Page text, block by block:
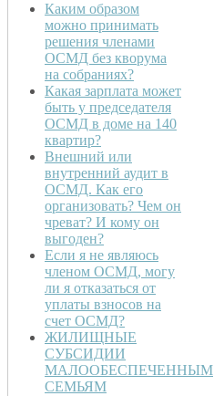
Каким образом
можно принимать
решения членами
ОСМД без кворума
на собраниях?
Какая зарплата может
быть у председателя
ОСМД в доме на 140
квартир?
Внешний или
внутренний аудит в
ОСМД. Как его
организовать? Чем он
чреват? И кому он
выгоден?
Если я не являюсь
членом ОСМД, могу
ли я отказаться от
уплаты взносов на
счет ОСМД?
ЖИЛИЩНЫЕ
СУБСИДИИ
МАЛООБЕСПЕЧЕННЫМ
СЕМЬЯМ